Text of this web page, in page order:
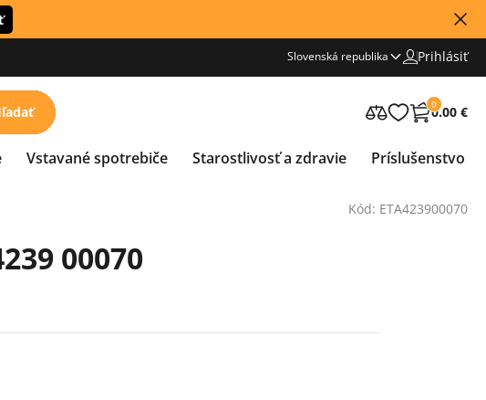
Slovenská republika Prihlásiť
0
0.00 €
Vstavané spotrebiče Starostlivosť a zdravie Príslušenstvo
Kód: ETA423900070
00070